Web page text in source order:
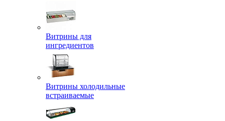
Витрины для
ингредиентов
Витрины холодильные
встраиваемые